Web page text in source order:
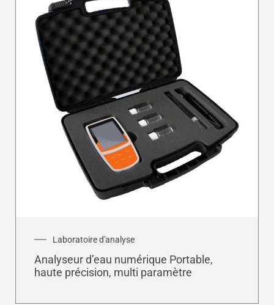
Laboratoire d'analyse
Analyseur d’eau numérique Portable,
haute précision, multi paramètre